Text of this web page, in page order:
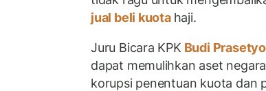
jual beli kuota haji.
Juru Bicara KPK Budi Prasetyo
dapat memulihkan aset
korupsi penentuan kuota dan